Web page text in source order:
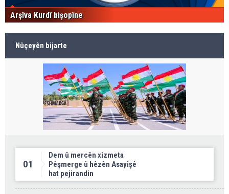
Arşîva Kurdî bişopîne
Nûçeyên bijarte
01
Dem û mercên xizmeta
Pêşmerge û hêzên Asayîşê
hat pejirandin